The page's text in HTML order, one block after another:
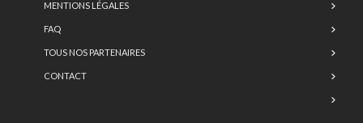
MENTIONS LÉGALES
FAQ
TOUS NOS PARTENAIRES
CONTACT